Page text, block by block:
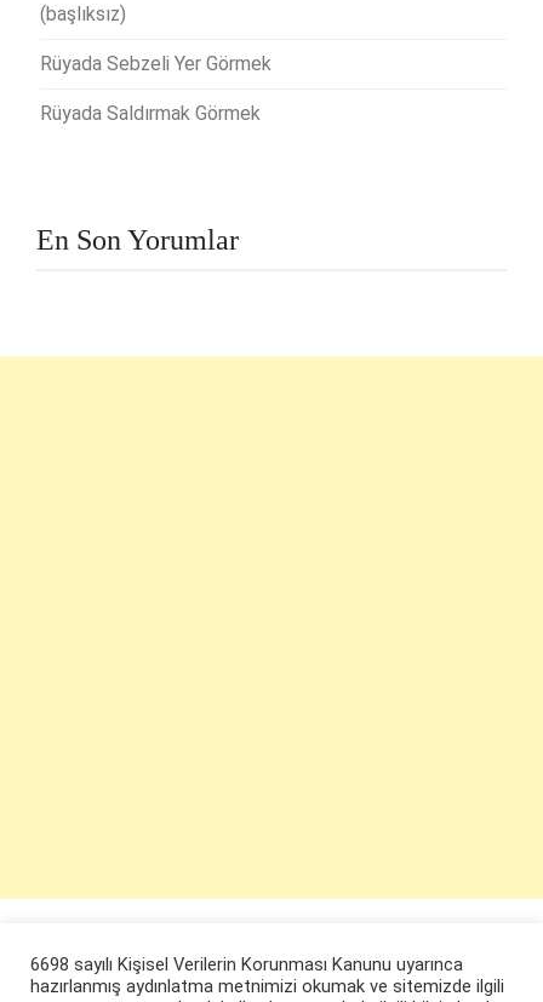
(başlıksız)
Rüyada Sebzeli Yer Görmek
Rüyada Saldırmak Görmek
En Son Yorumlar
6698 sayılı Kişisel Verilerin Korunması Kanunu uyarınca
hazırlanmış aydınlatma metnimizi okumak ve sitemizde ilgili